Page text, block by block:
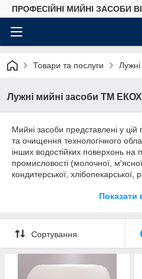
ПРОФЕСІЙНІ МИЙНІ ЗАСОБИ
Товари та послуги
Лужні мийні засоби ТМ
Мийні засоби представлені у цій
та очищення технологічного
інших водостійких поверхонь на
промисловості (молочної,
кондитерської, хлібопекарської,
соків), ресторанного бізнесу,
робочих розчінів,при СІР-мийці
використання робочих розчінів.
Лужні детергенти якнайкраще
жирових забруднень, як
Показати
Сортування